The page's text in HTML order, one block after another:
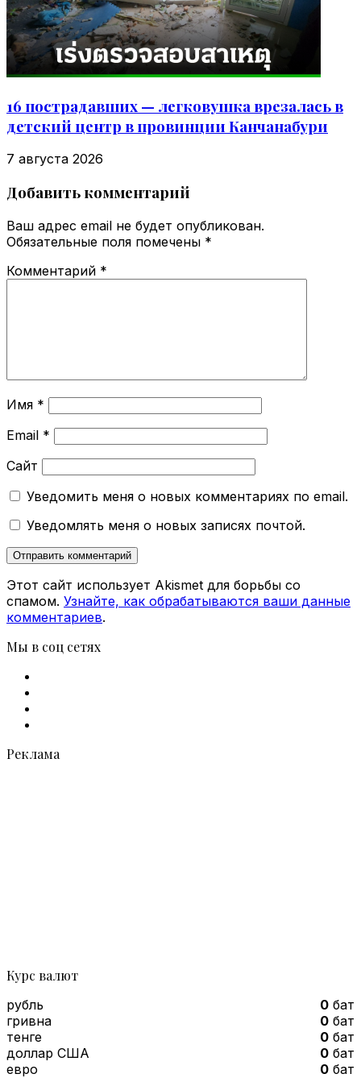
16 пострадавших — легковушка врезалась в
детский центр в провинции Канчанабури
7 августа 2026
Добавить комментарий
Ваш адрес email не будет опубликован.
Обязательные поля помечены *
Комментарий *
Имя *
Email *
Сайт
Уведомить меня о новых комментариях по email.
Уведомлять меня о новых записях почтой.
Этот сайт использует Akismet для борьбы со
спамом. Узнайте, как обрабатываются ваши данные
комментариев.
Мы в соц сетях
Реклама
Курс валют
рубль 0 бат
гривна
0 бат
тенге
0 бат
доллар США
0 бат
евро
0 бат